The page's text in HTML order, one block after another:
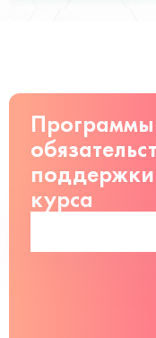
поддержки
курса